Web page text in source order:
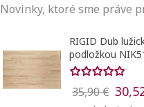
Novinky, ktoré sme práve
RIGID Dub
podložkou
35,90 €